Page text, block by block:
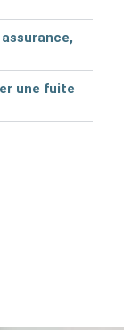
une fuite